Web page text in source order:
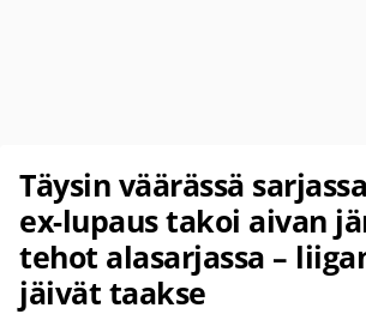
Täysin väärässä
ex-lupaus takoi aivan
tehot alasarjassa –
jäivät taakse